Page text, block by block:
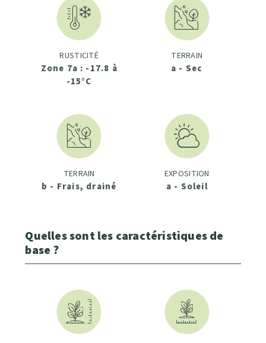
RUSTICITÉ
Zone 7a : -17.8 à
-15°C
TERRAIN
a - Sec
TERRAIN
b - Frais, drainé
EXPOSITION
a - Soleil
Quelles sont les caractéristiques de
base ?